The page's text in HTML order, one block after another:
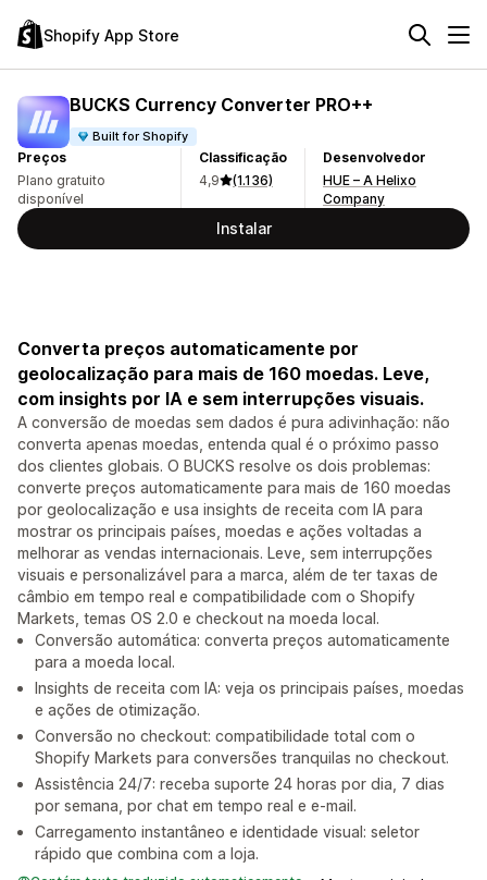
Shopify App Store
BUCKS Currency Converter PRO++
Built for Shopify
Preços
Plano gratuito
disponível
Classificação
4,9
(1.136)
Desenvolvedor
HUE – A Helixo
Company
Instalar
Converta preços automaticamente por
geolocalização para mais de 160 moedas. Leve,
com insights por IA e sem interrupções visuais.
A conversão de moedas sem dados é pura adivinhação: não
converta apenas moedas, entenda qual é o próximo passo
dos clientes globais. O BUCKS resolve os dois problemas:
converte preços automaticamente para mais de 160 moedas
por geolocalização e usa insights de receita com IA para
mostrar os principais países, moedas e ações voltadas a
melhorar as vendas internacionais. Leve, sem interrupções
visuais e personalizável para a marca, além de ter taxas de
câmbio em tempo real e compatibilidade com o Shopify
Markets, temas OS 2.0 e checkout na moeda local.
Conversão automática: converta preços automaticamente
para a moeda local.
Insights de receita com IA: veja os principais países, moedas
e ações de otimização.
Conversão no checkout: compatibilidade total com o
Shopify Markets para conversões tranquilas no checkout.
Assistência 24/7: receba suporte 24 horas por dia, 7 dias
por semana, por chat em tempo real e e-mail.
Carregamento instantâneo e identidade visual: seletor
rápido que combina com a loja.